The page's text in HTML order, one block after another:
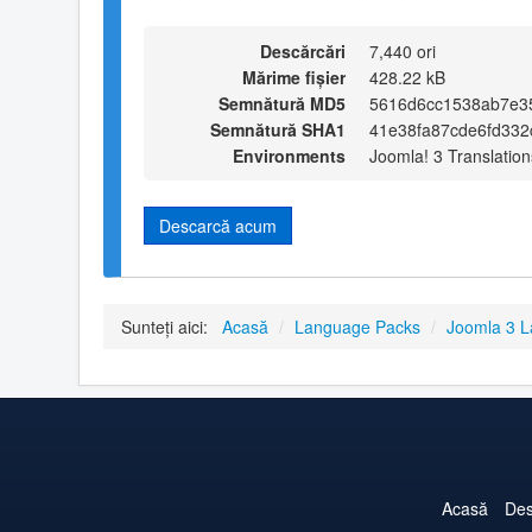
Descărcări
7,440 ori
Mărime fișier
428.22 kB
Semnătură MD5
Semnătură SHA1
Environments
Joomla! 3
Descarcă acum
Sunteți aici: Acasă / Language Packs / Joomla 3
Acasă